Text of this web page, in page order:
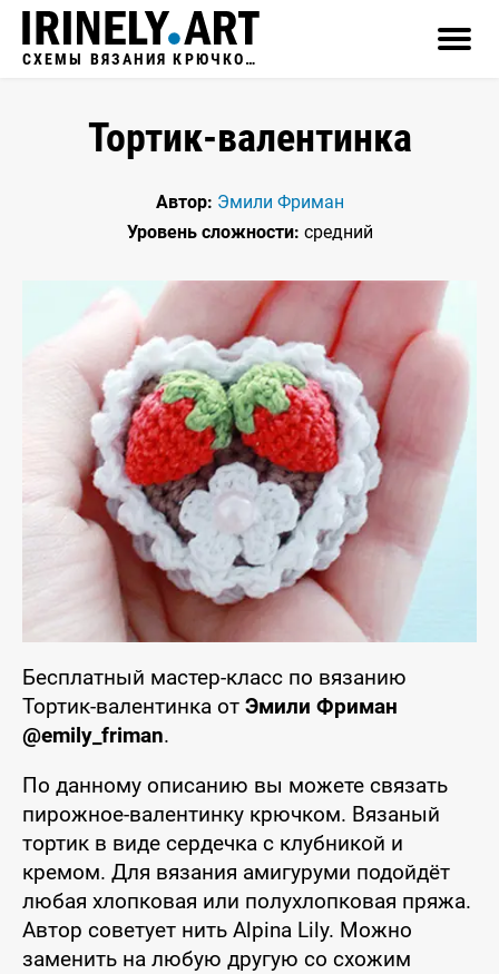
СХЕМЫ ВЯЗАНИЯ КРЮЧКОМ
Тортик-валентинка
Автор: Эмили Фриман
Уровень сложности: средний
Бесплатный мастер-класс по вязанию
Тортик-валентинка от Эмили Фриман
@emily_friman.
По данному описанию вы можете связать
пирожное-валентинку крючком. Вязаный
тортик в виде сердечка с клубникой и
кремом. Для вязания амигуруми подойдёт
любая хлопковая или полухлопковая пряжа.
Автор советует нить Alpina Lily. Можно
заменить на любую другую со схожим